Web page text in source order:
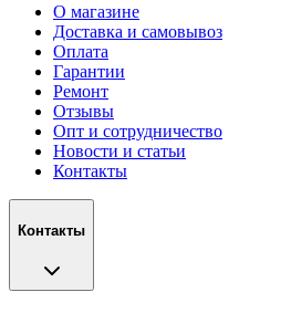
О магазине
Доставка и самовывоз
Оплата
Гарантии
Ремонт
Отзывы
Опт и сотрудничество
Новости и статьи
Контакты
Контакты